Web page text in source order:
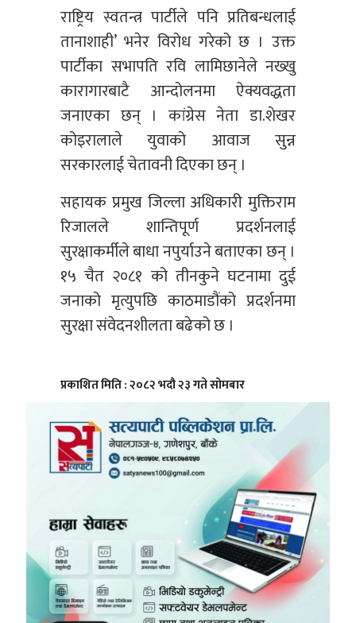
राष्ट्रिय स्वतन्त्र पार्टीले पनि प्रतिबन्धलाई
तानाशाही’ भनेर विरोध गरेको छ । उक्त
पार्टीका सभापति रवि लामिछानेले नख्खु
कारागारबाटै आन्दोलनमा ऐक्यवद्धता
जनाएका छन् । कांग्रेस नेता डा.शेखर
कोइरालाले युवाको आवाज सुन्न
सरकारलाई चेतावनी दिएका छन् ।
सहायक प्रमुख जिल्ला अधिकारी मुक्तिराम
रिजालले शान्तिपूर्ण प्रदर्शनलाई
सुरक्षाकर्मीले बाधा नपुर्याउने बताएका छन् ।
१५ चैत २०८१ को तीनकुने घटनामा दुई
जनाको मृत्युपछि काठमाडौंको प्रदर्शनमा
सुरक्षा संवेदनशीलता बढेको छ ।
प्रकाशित मिति : २०८२ भदौ २३ गते सोमबार